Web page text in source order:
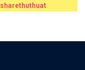
sharethuthuat